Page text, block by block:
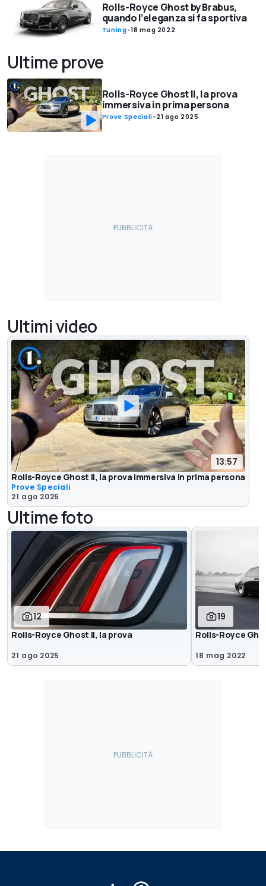
Rolls-Royce Ghost by Brabus,
quando l’eleganza si fa sportiva
Tuning-18 mag 2022
Ultime prove
Rolls-Royce Ghost II, la prova
immersiva in prima persona
Prove Speciali-21 ago 2025
Ultimi video
13:57
Rolls-Royce Ghost II, la prova immersiva in prima persona
Prove Speciali
21 ago 2025
Ultime foto
12
Rolls-Royce Ghost II, la prova
21 ago 2025
19
Rolls-Royce
18 mag 2022